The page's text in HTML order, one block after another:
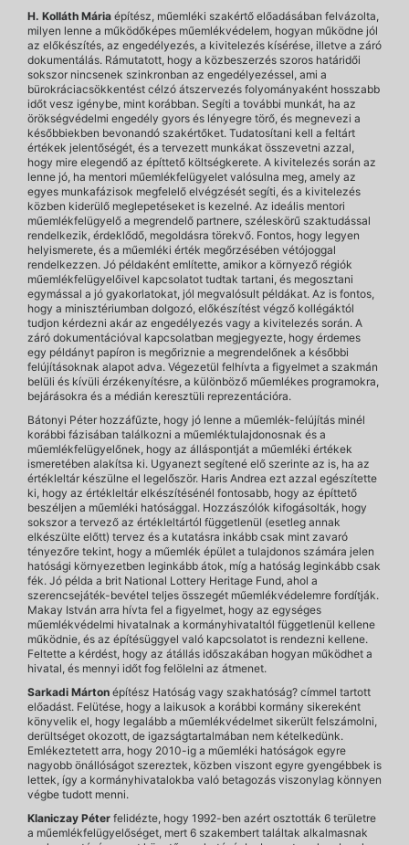
H. Kolláth Mária építész, műemléki szakértő előadásában felvázolta,
milyen lenne a működőképes műemlékvédelem, hogyan működne jól
az előkészítés, az engedélyezés, a kivitelezés kísérése, illetve a záró
dokumentálás. Rámutatott, hogy a közbeszerzés szoros határidői
sokszor nincsenek szinkronban az engedélyezéssel, ami a
bürokráciacsökkentést célzó átszervezés folyományaként hosszabb
időt vesz igénybe, mint korábban. Segíti a további munkát, ha az
örökségvédelmi engedély gyors és lényegre törő, és megnevezi a
későbbiekben bevonandó szakértőket. Tudatosítani kell a feltárt
értékek jelentőségét, és a tervezett munkákat összevetni azzal,
hogy mire elegendő az építtető költségkerete. A kivitelezés során az
lenne jó, ha mentori műemlékfelügyelet valósulna meg, amely az
egyes munkafázisok megfelelő elvégzését segíti, és a kivitelezés
közben kiderülő meglepetéseket is kezelné. Az ideális mentori
műemlékfelügyelő a megrendelő partnere, széleskörű szaktudással
rendelkezik, érdeklődő, megoldásra törekvő. Fontos, hogy legyen
helyismerete, és a műemléki érték megőrzésében vétójoggal
rendelkezzen. Jó példaként említette, amikor a környező régiók
műemlékfelügyelőivel kapcsolatot tudtak tartani, és megosztani
egymással a jó gyakorlatokat, jól megvalósult példákat. Az is fontos,
hogy a minisztériumban dolgozó, előkészítést végző kollégáktól
tudjon kérdezni akár az engedélyezés vagy a kivitelezés során. A
záró dokumentációval kapcsolatban megjegyezte, hogy érdemes
egy példányt papíron is megőriznie a megrendelőnek a későbbi
felújításoknak alapot adva. Végezetül felhívta a figyelmet a szakmán
belüli és kívüli érzékenyítésre, a különböző műemlékes programokra,
bejárásokra és a médián keresztüli reprezentációra.
Bátonyi Péter hozzáfűzte, hogy jó lenne a műemlék-felújítás minél
korábbi fázisában találkozni a műemléktulajdonosnak és a
műemlékfelügyelőnek, hogy az álláspontját a műemléki értékek
ismeretében alakítsa ki. Ugyanezt segítené elő szerinte az is, ha az
értékleltár készülne el legelőször. Haris Andrea ezt azzal egészítette
ki, hogy az értékleltár elkészítésénél fontosabb, hogy az építtető
beszéljen a műemléki hatósággal. Hozzászólók kifogásolták, hogy
sokszor a tervező az értékleltártól függetlenül (esetleg annak
elkészülte előtt) tervez és a kutatásra inkább csak mint zavaró
tényezőre tekint, hogy a műemlék épület a tulajdonos számára jelen
hatósági környezetben leginkább átok, míg a hatóság leginkább csak
fék. Jó példa a brit National Lottery Heritage Fund, ahol a
szerencsejáték-bevétel teljes összegét műemlékvédelemre fordítják.
Makay István arra hívta fel a figyelmet, hogy az egységes
műemlékvédelmi hivatalnak a kormányhivataltól függetlenül kellene
működnie, és az építésüggyel való kapcsolatot is rendezni kellene.
Feltette a kérdést, hogy az átállás időszakában hogyan működhet a
hivatal, és mennyi időt fog felölelni az átmenet.
Sarkadi Márton építész Hatóság vagy szakhatóság? címmel tartott
előadást. Felütése, hogy a laikusok a korábbi kormány sikereként
könyvelik el, hogy legalább a műemlékvédelmet sikerült felszámolni,
derültséget okozott, de igazságtartalmában nem kételkedünk.
Emlékeztetett arra, hogy 2010-ig a műemléki hatóságok egyre
nagyobb önállóságot szereztek, közben viszont egyre gyengébbek is
lettek, így a kormányhivatalokba való betagozás viszonylag könnyen
végbe tudott menni.
Klaniczay Péter felidézte, hogy 1992-ben azért osztották 6 területre
a műemlékfelügyelőséget, mert 6 szakembert találtak alkalmasnak